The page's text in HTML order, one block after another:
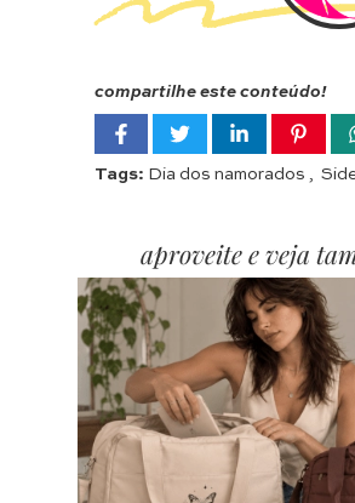
compartilhe este conteúdo!
Tags: Dia dos namorados ,
aproveite e veja